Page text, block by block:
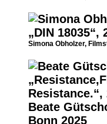
Simona Obholzer,